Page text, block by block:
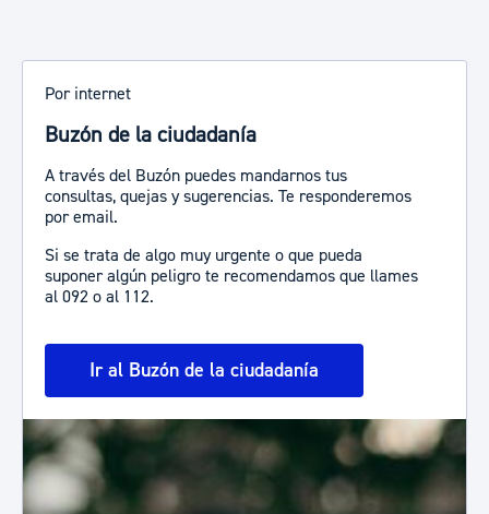
Por internet
Buzón de la ciudadanía
A través del Buzón puedes mandarnos tus
consultas, quejas y sugerencias. Te responderemos
por email.
Si se trata de algo muy urgente o que pueda
suponer algún peligro te recomendamos que llames
al 092 o al 112.
Ir al Buzón de la ciudadanía